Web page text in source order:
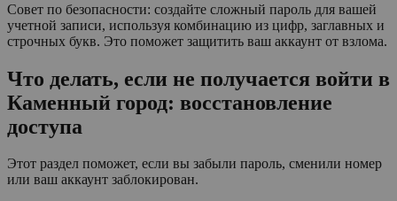
Совет по безопасности: создайте сложный пароль для вашей
учетной записи, используя комбинацию из цифр, заглавных и
строчных букв. Это поможет защитить ваш аккаунт от взлома.
Что делать, если не получается войти в
Каменный город: восстановление
доступа
Этот раздел поможет, если вы забыли пароль, сменили номер
или ваш аккаунт заблокирован.